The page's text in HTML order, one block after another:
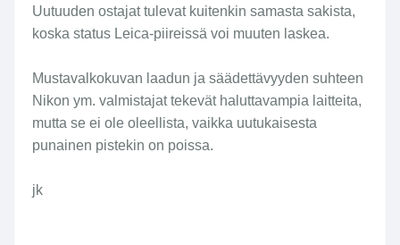
Uutuuden ostajat tulevat kuitenkin samasta sakista,
koska status Leica-piireissä voi muuten laskea.
Mustavalkokuvan laadun ja säädettävyyden suhteen
Nikon ym. valmistajat tekevät haluttavampia laitteita,
mutta se ei ole oleellista, vaikka uutukaisesta
punainen pistekin on poissa.
jk